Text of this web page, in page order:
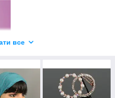
додає родзинку, на яку
все